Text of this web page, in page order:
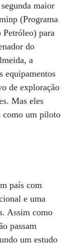
maior
(Programa
para
do
a
equipamentos
de exploração
Mas eles
como um piloto
país com
e uma
Assim como
passam
um estudo